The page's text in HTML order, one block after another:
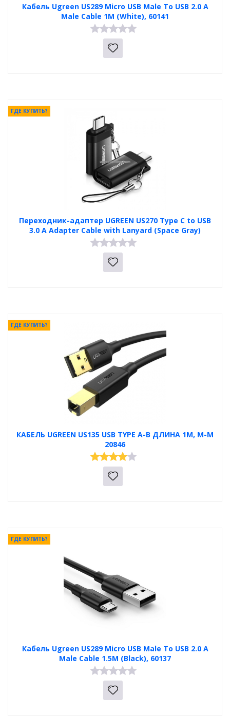
Кабель Ugreen US289 Micro USB Male To USB 2.0 A
Male Cable 1M (White), 60141
Переходник-адаптер UGREEN US270 Type C to USB
3.0 A Adapter Cable with Lanyard (Space Gray)
ГДЕ КУПИТЬ?
КАБЕЛЬ UGREEN US135 USB TYPE A-B ДЛИНА 1М, M-M
20846
ГДЕ КУПИТЬ?
Кабель Ugreen US289 Micro USB Male To USB 2.0 A
Male Cable 1.5M (Black), 60137
ГДЕ КУПИТЬ?